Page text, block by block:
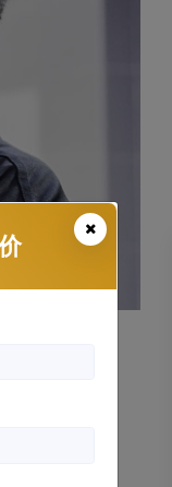
，可以选择
不是脂肪族